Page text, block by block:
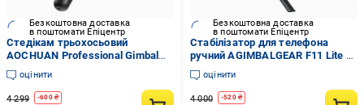
Безкоштовна доставка
в поштомати Епіцентр
Стедікам трьохосьовий
AOCHUAN Professional Gimbal
Stabilizer для Smartphone SMART
X Pro 3200 mAh Black
(AOCHUAN-SMARTXPRO-B)
оцінити
4 299 -600₴
Безкоштовна доставка
в поштомати Епіцентр
Стабілізатор для телефона
ручний AGIMBALGEAR F11 Lite 3-
осьовий Чорний (120321659)
оцінити
4 000 -520₴